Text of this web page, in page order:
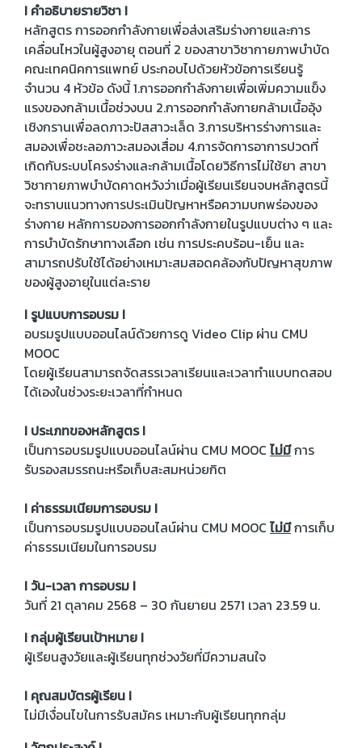
I คำอธิบายรายวิชา I
หลักสูตร การออกกำลังกายเพื่อส่งเสริมร่างกายและการ
เคลื่อนไหวในผู้สูงอายุ ตอนที่ 2 ของสาขาวิชากายภาพบำบัด
คณะเทคนิคการแพทย์ ประกอบไปด้วยหัวข้อการเรียนรู้
จำนวน 4 หัวข้อ ดังนี้ 1.การออกกำลังกายเพื่อเพิ่มความแข็ง
แรงของกล้ามเนื้อช่วงบน 2.การออกกำลังกายกล้ามเนื้ออุ้ง
เชิงกรานเพื่อลดภาวะปัสสาวะเล็ด 3.การบริหารร่างการและ
สมองเพื่อชะลอภาวะสมองเสื่อม 4.การจัดการอาการปวดที่
เกิดกับระบบโครงร่างและกล้ามเนื้อโดยวิธีการไม่ใช้ยา สาขา
วิชากายภาพบำบัดคาดหวังว่าเมื่อผู้เรียนเรียนจบหลักสูตรนี้
จะทราบแนวทางการประเมินปัญหาหรือความบกพร่องของ
ร่างกาย หลักการของการออกกำลังกายในรูปแบบต่าง ๆ และ
การบำบัดรักษาทางเลือก เช่น การประคบร้อน-เย็น และ
สามารถปรับใช้ได้อย่างเหมาะสมสอดคล้องกับปัญหาสุขภาพ
ของผู้สูงอายุในแต่ละราย
I รูปแบบการอบรม I
อบรมรูปแบบออนไลน์ด้วยการดู Video Clip ผ่าน CMU
MOOC
โดยผู้เรียนสามารถจัดสรรเวลาเรียนและเวลาทำแบบทดสอบ
ได้เองในช่วงระยะเวลาที่กำหนด
I ประเภทของหลักสูตร I
เป็นการอบรมรูปแบบออนไลน์ผ่าน CMU MOOC ไม่มีการ
รับรองสมรรถนะหรือเก็บสะสมหน่วยกิต
I ค่าธรรมเนียมการอบรม I
เป็นการอบรมรูปแบบออนไลน์ผ่าน CMU MOOC ไม่มีการเก็บ
ค่าธรรมเนียมในการอบรม
I วัน-เวลา การอบรม I
วันที่ 21 ตุลาคม 2568 – 30 กันยายน 2571 เวลา 23.59 น.
I กลุ่มผู้เรียนเป้าหมาย I
ผู้เรียนสูงวัยและผู้เรียนทุกช่วงวัยที่มีความสนใจ
I คุณสมบัตรผู้เรียน I
ไม่มีเงื่อนไขในการรับสมัคร เหมาะกับผู้เรียนทุกกลุ่ม